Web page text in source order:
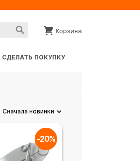
Корзина
СДЕЛАТЬ ПОКУПКУ
Сначала новинки
-20%